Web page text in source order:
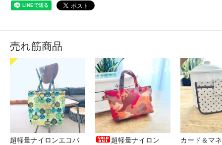
売れ筋商品
超軽量ナイロンエコバ
超軽量ナイロン
カード＆マ